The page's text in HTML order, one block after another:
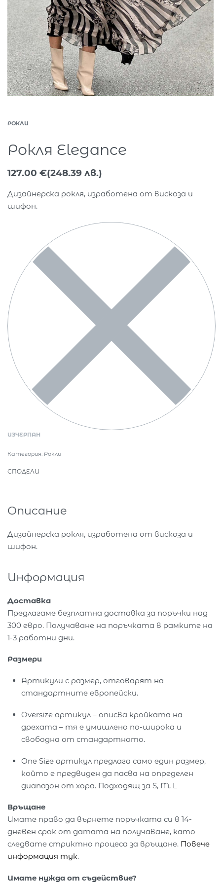
РОКЛИ
Рокля Elegance
127.00 €(248.39 лв.)
Дизайнерска рокля, изработена от вискоза и
шифон.
ИЗЧЕРПАН
Категория: Рокли
СПОДЕЛИ
Описание
Дизайнерска рокля, изработена от вискоза и
шифон.
Информация
Доставка
Предлагаме безплатна доставка за поръчки над
300 евро. Получаване на поръчката в рамките на
1-3 работни дни.
Размери
Артикули с размер, отговарят на
стандартните европейски.
Oversize артикул – описва кройката на
дрехата – тя е умишлено по-широка и
свободна от стандартното.
One Size артикул предлага само един размер,
който е предвиден да пасва на определен
диапазон от хора. Подходящ за S, M, L
Връщане
Имате право да върнете поръчката си в 14-
дневен срок от датата на получаване, като
следвате стриктно процеса за връщане. Повече
информация тук.
Имате нужда от съдействие?